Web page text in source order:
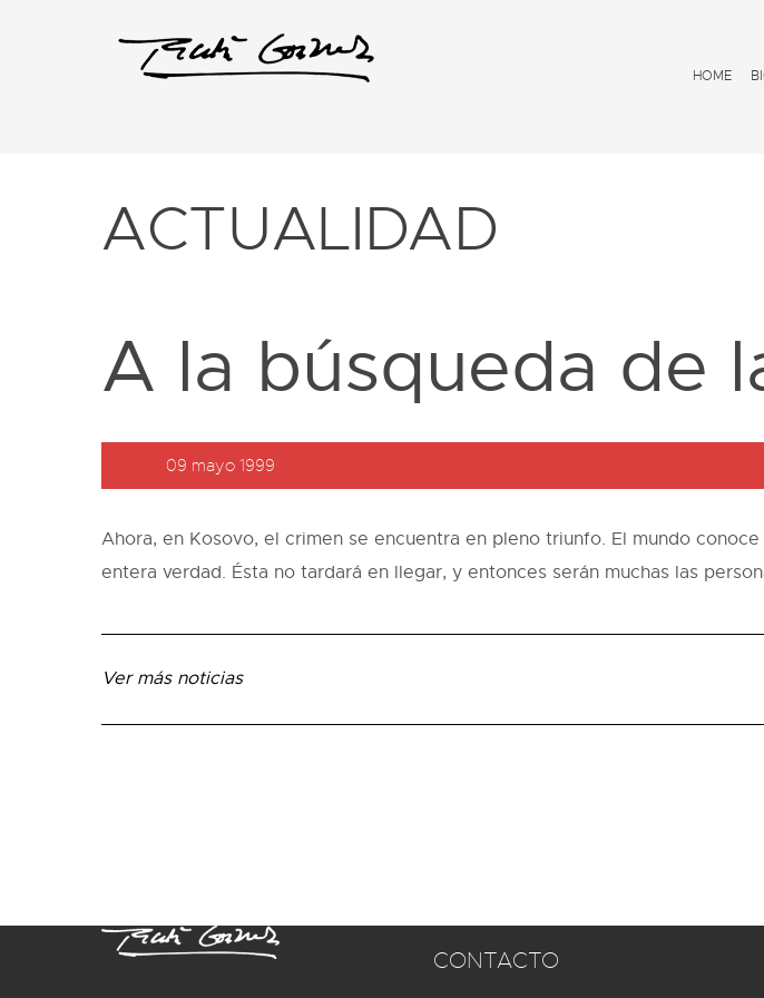
HOME
ACTUALIDAD
A la búsqueda de
09 mayo 1999
Ahora, en Kosovo, el crimen se encuentra en pleno triunfo. El mundo
entera verdad. Ésta no tardará en llegar, y entonces serán muchas las
Ver más noticias
CONTACTO